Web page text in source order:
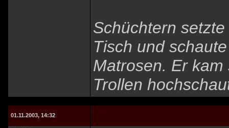
Schüchtern
Tisch und
Matrosen. Er
Trollen
01.11.2003, 14:32